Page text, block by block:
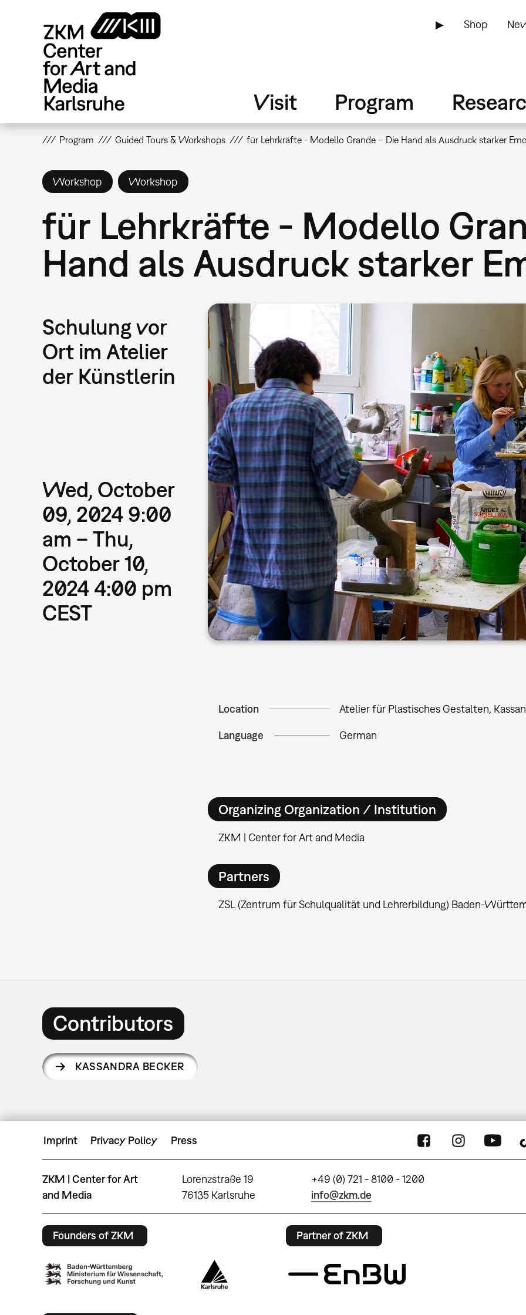
▶ Shop
Visit Program
Program Guided Tours & Workshops für Lehrkräfte - Modello Grande – Die Hand als Ausdruck starker
Workshop Workshop
für Lehrkräfte - Modello
Hand als Ausdruck starker
Schulung vor
Ort im Atelier
der Künstlerin
Wed, October
09, 2024 9:00
am – Thu,
October 10,
2024 4:00 pm
CEST
Location Atelier für Plastisches Gestalten,
Language German
Organizing Organization / Institution
ZKM | Center for Art and Media
Partners
ZSL (Zentrum für Schulqualität und Lehrerbildung) Baden-
Contributors
KASSANDRA BECKER
Imprint Privacy Policy Press
ZKM | Center for Art
and Media
Lorenzstraße 19
76135 Karlsruhe
+49 (0) 721 - 8100 - 1200
info@zkm.de
Founders of ZKM Partner of ZKM